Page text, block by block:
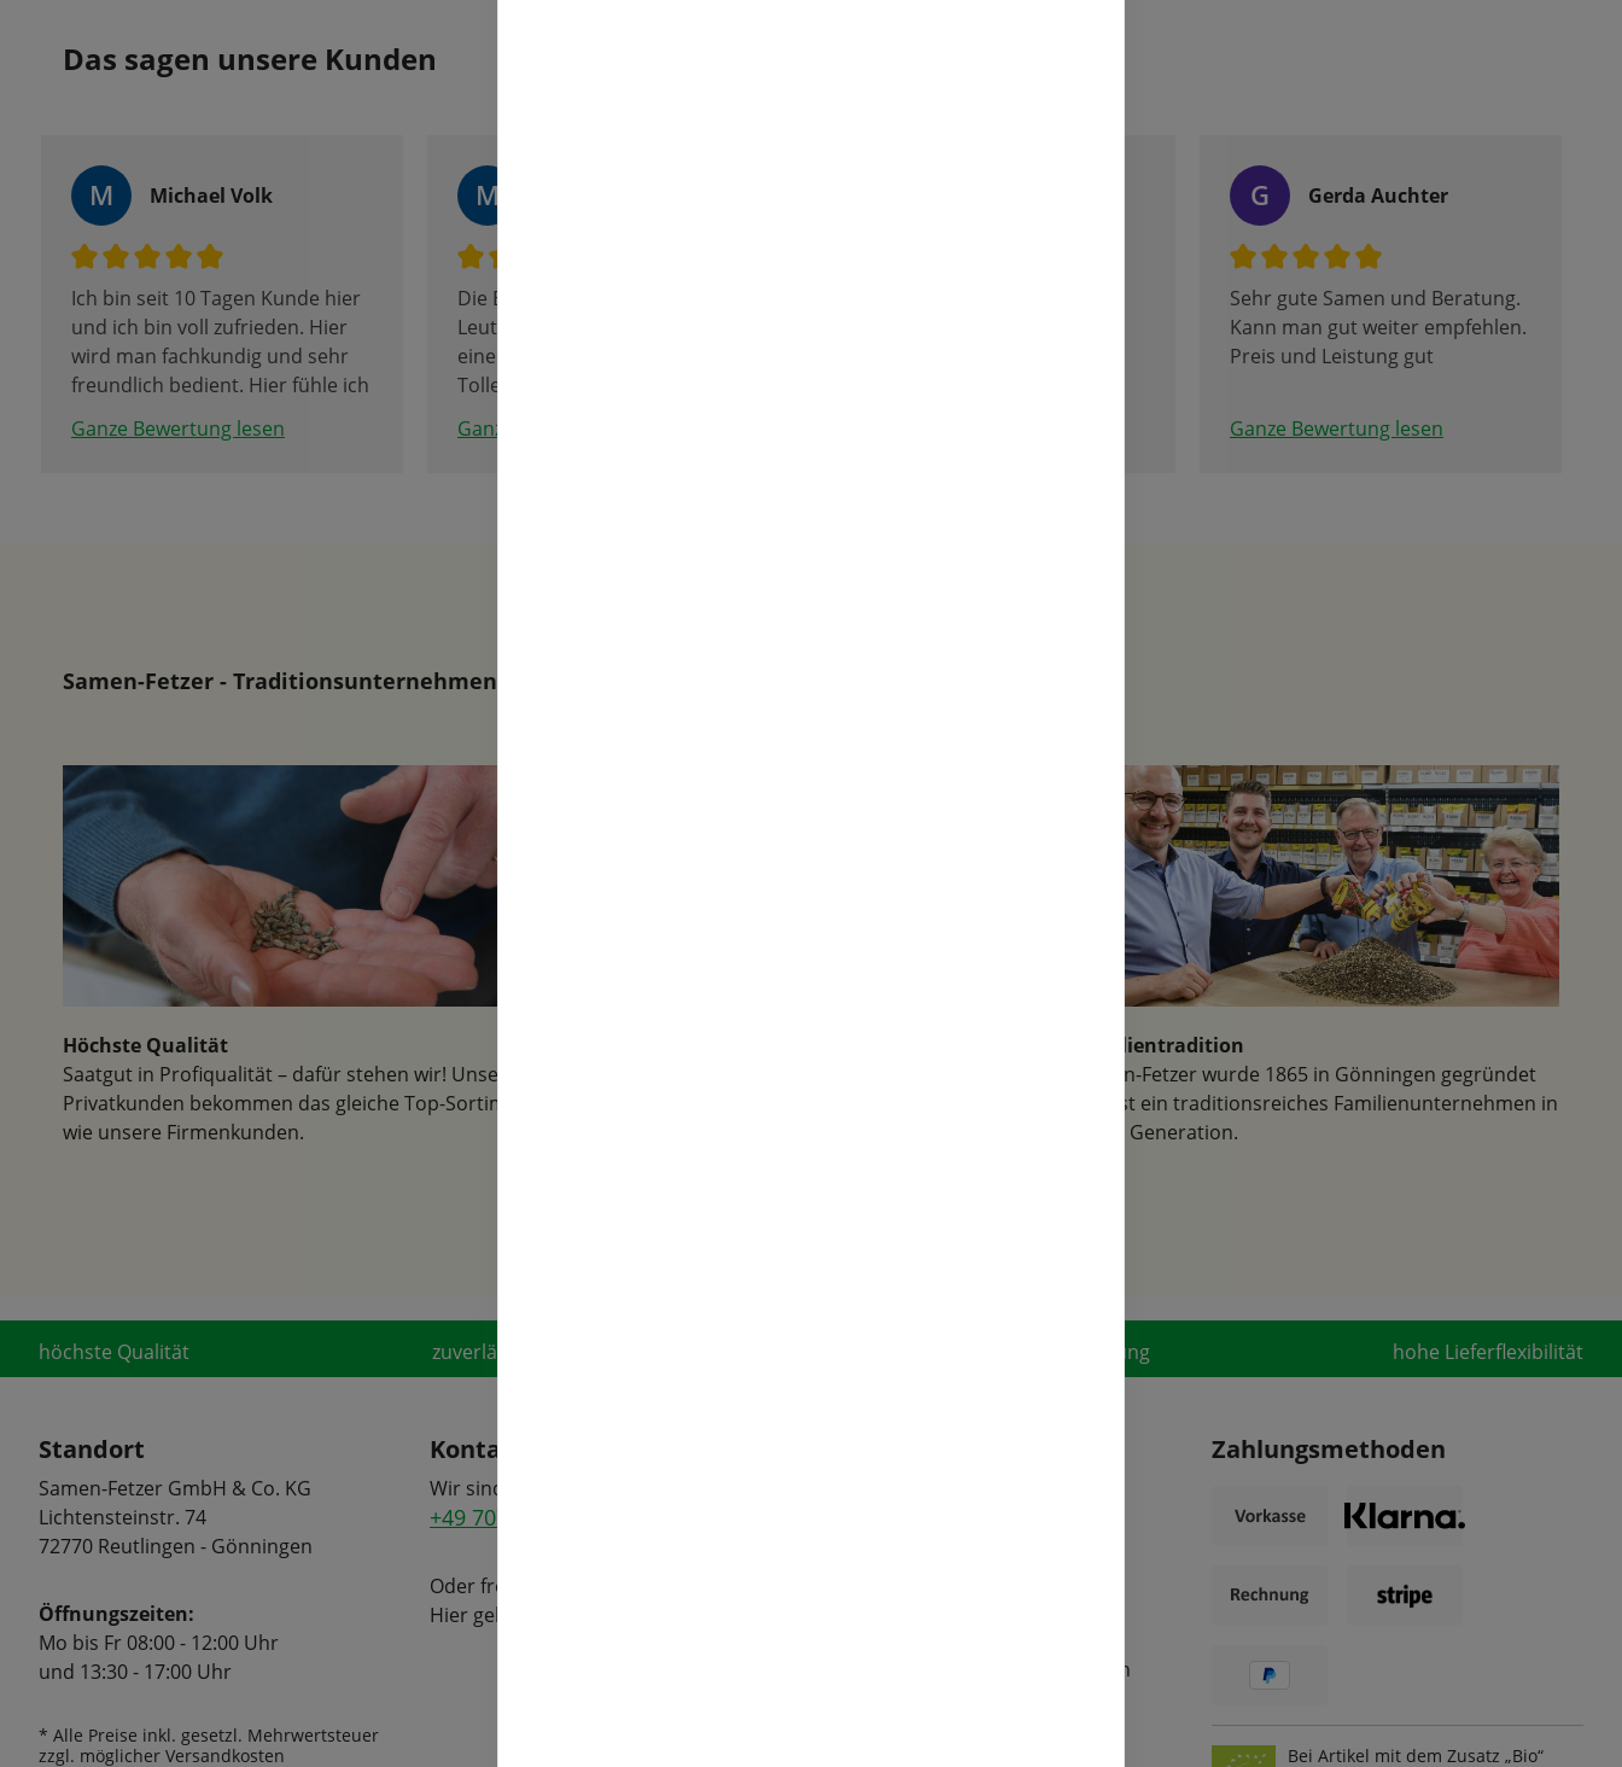
Das sagen unsere Kunden
M Michael Volk
Ich bin seit 10 Tagen Kunde hier
und ich bin voll zufrieden. Hier
wird man fachkundig und sehr
freundlich bedient. Hier fühle ich
mich gut aufgehoben.
Ganze Bewertung lesen
M
Die Besitzer sind sehr nette
Leute, die immer bemüht sind
einem weiter zu helfen.
Tolle Auswahl an Samen und
Ganze Bewertung lesen
G Gerda Auchter
Sehr gute Samen und Beratung.
Kann man gut weiter empfehlen.
Preis und Leistung gut
Ganze Bewertung lesen
Samen-Fetzer - Traditionsunternehmen in der 6. Generation
Höchste Qualität
Saatgut in Profiqualität – dafür stehen wir! Unsere
Privatkunden bekommen das gleiche Top-Sortiment
wie unsere Firmenkunden.
Familientradition
Samen-Fetzer wurde 1865 in Gönningen gegründet
und ist ein traditionsreiches Familienunternehmen in
der 6. Generation.
höchste Qualität zuverlässiger Service langjährige Branchenerfahrung hohe Lieferflexibilität
Standort
Samen-Fetzer GmbH & Co. KG
Lichtensteinstr. 74
72770 Reutlingen - Gönningen
Öffnungszeiten:
Mo bis Fr 08:00 - 12:00 Uhr
und 13:30 - 17:00 Uhr
* Alle Preise inkl. gesetzl. Mehrwertsteuer
zzgl. möglicher Versandkosten
Kontakt
Wir sind telefonisch erreichbar unter:
+49 7072 600490-0
Oder freuen uns über eine Nachricht!
Hier geht's zum
Zahlungs- & Versandbedingungen
Zahlungsmethoden
Bei Artikel mit dem Zusatz „Bio“